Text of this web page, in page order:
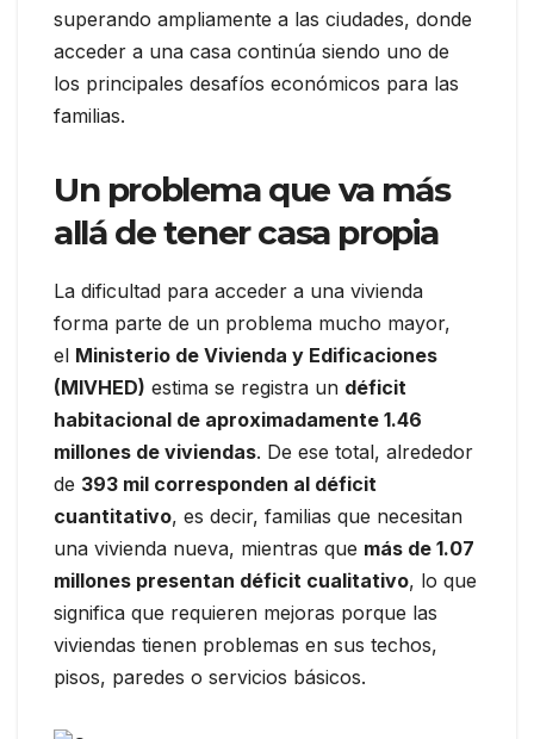
superando ampliamente a las ciudades, donde
acceder a una casa continúa siendo uno de
los principales desafíos económicos para las
familias.
Un problema que va más
allá de tener casa propia
La dificultad para acceder a una vivienda
forma parte de un problema mucho mayor,
el Ministerio de Vivienda y Edificaciones
(MIVHED) estima se registra un déficit
habitacional de aproximadamente 1.46
millones de viviendas. De ese total, alrededor
de 393 mil corresponden al déficit
cuantitativo, es decir, familias que necesitan
una vivienda nueva, mientras que más de 1.07
millones presentan déficit cualitativo, lo que
significa que requieren mejoras porque las
viviendas tienen problemas en sus techos,
pisos, paredes o servicios básicos.